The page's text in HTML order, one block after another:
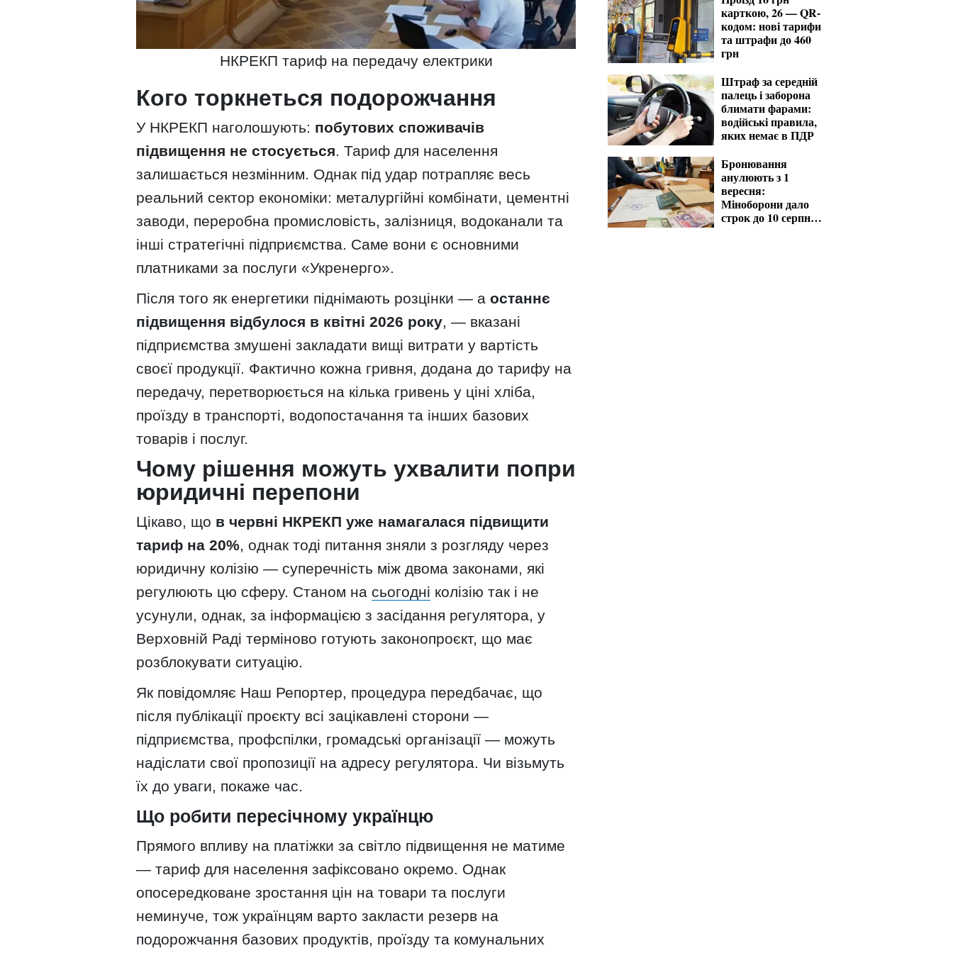
НКРЕКП тариф на передачу електрики
Кого торкнеться подорожчання
У НКРЕКП наголошують: побутових споживачів
підвищення не стосується. Тариф для населення
залишається незмінним. Однак під удар потрапляє весь
реальний сектор економіки: металургійні комбінати, цементні
заводи, переробна промисловість, залізниця, водоканали та
інші стратегічні підприємства. Саме вони є основними
платниками за послуги «Укренерго».
Після того як енергетики піднімають розцінки — а останнє
підвищення відбулося в квітні 2026 року, — вказані
підприємства змушені закладати вищі витрати у вартість
своєї продукції. Фактично кожна гривня, додана до тарифу на
передачу, перетворюється на кілька гривень у ціні хліба,
проїзду в транспорті, водопостачання та інших базових
товарів і послуг.
Чому рішення можуть ухвалити попри
юридичні перепони
Цікаво, що в червні НКРЕКП уже намагалася підвищити
тариф на 20%, однак тоді питання зняли з розгляду через
юридичну колізію — суперечність між двома законами, які
регулюють цю сферу. Станом на сьогодні колізію так і не
усунули, однак, за інформацією з засідання регулятора, у
Верховній Раді терміново готують законопроєкт, що має
розблокувати ситуацію.
Як повідомляє Наш Репортер, процедура передбачає, що
після публікації проєкту всі зацікавлені сторони —
підприємства, профспілки, громадські організації — можуть
надіслати свої пропозиції на адресу регулятора. Чи візьмуть
їх до уваги, покаже час.
Що робити пересічному українцю
Прямого впливу на платіжки за світло підвищення не матиме
— тариф для населення зафіксовано окремо. Однак
опосередковане зростання цін на товари та послуги
неминуче, тож українцям варто закласти резерв на
подорожчання базових продуктів, проїзду та комунальних
карткою, 26 — QR-
кодом: нові тарифи
та штрафи до 460
грн
Штраф за середній
палець і заборона
блимати фарами:
водійські правила,
яких немає в ПДР
Бронювання
анулюють з 1
вересня:
Міноборони дало
строк до 10 серпня